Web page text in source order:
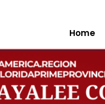
Home